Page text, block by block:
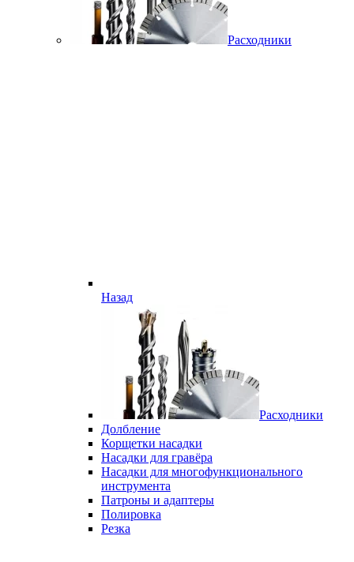
Расходники
Назад
Расходники
Долбление
Корщетки насадки
Насадки для гравёра
Насадки для многофункционального
инструмента
Патроны и адаптеры
Полировка
Резка